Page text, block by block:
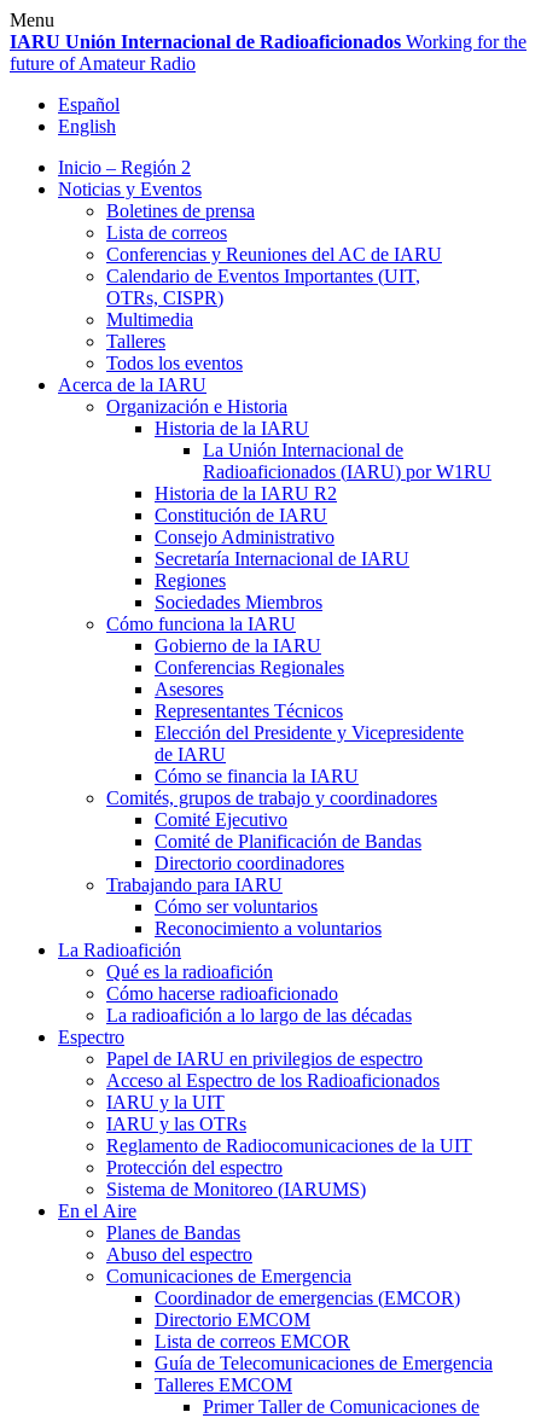
Skip
to
content
Menu
IARU Unión Internacional de Radioaficionados Working for the
future of Amateur Radio
Español
English
Inicio – Región 2
Noticias y Eventos
Boletines de prensa
Lista de correos
Conferencias y Reuniones del AC de IARU
Calendario de Eventos Importantes (UIT,
OTRs, CISPR)
Multimedia
Talleres
Todos los eventos
Acerca de la IARU
Organización e Historia
Historia de la IARU
La Unión Internacional de
Radioaficionados (IARU) porW1RU
Historia de la IARU R2
Constitución de IARU
Consejo Administrativo
Secretaría Internacional de IARU
Regiones
Sociedades Miembros
Cómo funciona la IARU
Gobierno de la IARU
Conferencias Regionales
Asesores
Representantes Técnicos
Elección del Presidente y Vicepresidente
de IARU
Cómo se financia la IARU
Comités, grupos de trabajo y coordinadores
Comité Ejecutivo
Comité de Planificación de Bandas
Directorio coordinadores
Trabajando para IARU
Cómo ser voluntarios
Reconocimiento a voluntarios
La Radioafición
Qué es la radioafición
Cómo hacerse radioaficionado
La radioafición a lo largo de las décadas
Espectro
Papel de IARU en privilegios de espectro
Acceso al Espectro de los Radioaficionados
IARU y la UIT
IARU y las OTRs
Reglamento de Radiocomunicaciones de la UIT
Protección del espectro
Sistema de Monitoreo (IARUMS)
En el Aire
Planes de Bandas
Abuso del espectro
Comunicaciones de Emergencia
Coordinador de emergencias (EMCOR)
Directorio EMCOM
Lista de correos EMCOR
Guía de Telecomunicaciones de Emergencia
Talleres EMCOM
Primer Taller de Comunicaciones de